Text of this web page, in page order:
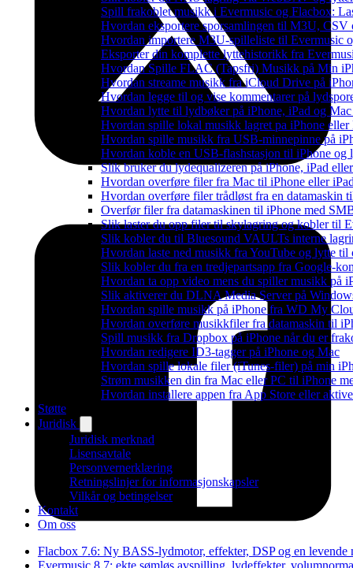
Spill frakoblet musikk i Evermusic og Flacbox:
Hvordan eksportere sporsamlingen til M3U,
Hvordan importere M3U-spilleliste til Evermusic
Eksporter din komplette lyttehistorikk fra
Hvordan Spille FLAC (Tapsfri) Musikk på Min
Hvordan streame musikk fra iCloud Drive på
Hvordan legge til og vise kommentarer på
Hvordan lytte til lydbøker på iPhone, iPad og
Hvordan spille lokal musikk lagret pa iPhone eller
Hvordan spille musikk fra USB-minnepinne på
Hvordan koble en USB-flashstasjon til iPhone
Slik bruker du lydequalizeren på iPhone, iPad
Hvordan overføre filer fra Mac til iPhone eller
Hvordan overføre filer trådløst fra en datamaskin
Overfør filer fra datamaskinen til iPhone med
Slik laster du opp filer til skylagring og kobler til
Slik kobler du til Bluesound VAULTs interne
Hvordan laste ned musikk fra YouTube og lytte
Slik kobler du fra en tredjepartsapp fra Google-
Hvordan ta opp video mens du spiller musikk på
Slik aktiverer du DLNA Media Server på
Hvordan spille musikk på iPhone fra WD My
Hvordan overføre musikkfiler fra datamaskin til
Spill musikk fra Dropbox på iPhone når du er
Hvordan redigere ID3-tagger på iPhone og Mac
Hvordan spille lokale filer (iTunes-filer) på min
Strøm musikken din fra Mac eller PC til iPhone
Hvordan installere appen fra App Store eller
Støtte
Juridisk
Juridisk merknad
Lisensavtale
Personvernerklæring
Retningslinjer for informasjonskapsler
Vilkår og betingelser
Kontakt
Om oss
Flacbox 7.6: Ny BASS-lydmotor, effekter, DSP og en levende
Evermusic 8.7: ekte sømløs avspilling, lydeffekter,